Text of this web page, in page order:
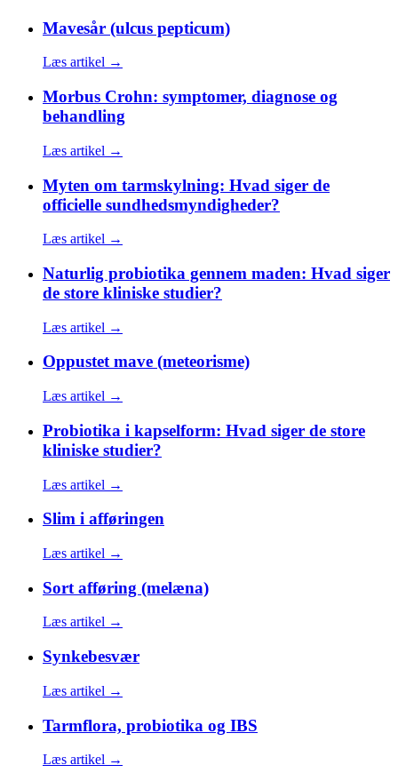
Mavesår (ulcus pepticum)
Læs artikel →
Morbus Crohn: symptomer, diagnose og
behandling
Læs artikel →
Myten om tarmskylning: Hvad siger de
officielle sundhedsmyndigheder?
Læs artikel →
Naturlig probiotika gennem maden: Hvad siger
de store kliniske studier?
Læs artikel →
Oppustet mave (meteorisme)
Læs artikel →
Probiotika i kapselform: Hvad siger de store
kliniske studier?
Læs artikel →
Slim i afføringen
Læs artikel →
Sort afføring (melæna)
Læs artikel →
Synkebesvær
Læs artikel →
Tarmflora, probiotika og IBS
Læs artikel →